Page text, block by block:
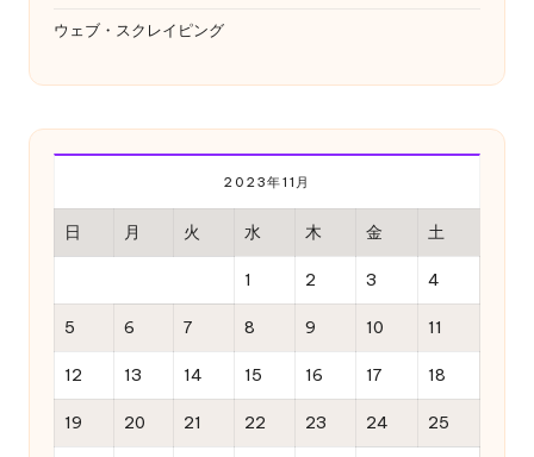
ウェブ・スクレイピング
2023年11月
日 月 火 水 木 金 土
1 2 3 4
5 6 7 8 9 10 11
12 13 14 15 16 17 18
19 20 21 22 23 24 25